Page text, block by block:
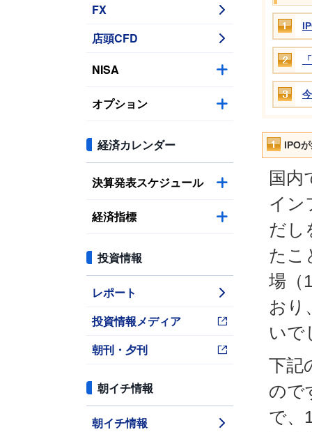
FX
店頭CFD
NISA
オプション
経済カレンダー
決算発表スケジュール
経済指標
投資情報
レポート
投資情報メディア
朝刊・夕刊
朝イチ情報
朝イチ情報
IPO
国内
イン
だし
たこ
場（
おり
いで
下記
ので
で、